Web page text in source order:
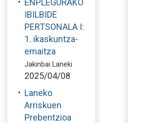
IBILBIDE
PERTSONALA I:
1. ikaskuntza-
emaitza
Jakinbai Laneki
2025/04/08
Laneko
Arriskuen
Prebentzioa